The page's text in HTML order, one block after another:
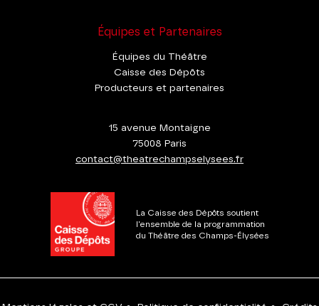
Équipes et Partenaires
Équipes du Théâtre
Caisse des Dépôts
Producteurs et partenaires
15 avenue Montaigne
75008 Paris
contact@theatrechampselysees.fr
La Caisse des Dépôts soutient
l'ensemble de la programmation
du Théâtre des Champs-Élysées